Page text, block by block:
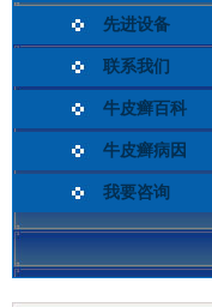
先进设备
联系我们
牛皮癣百科
牛皮癣病因
我要咨询